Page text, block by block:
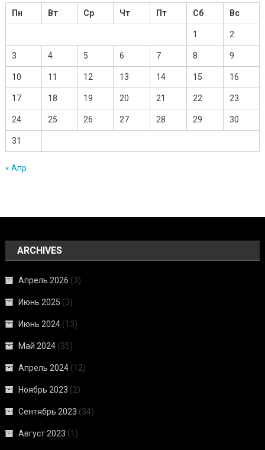
Пн
Вт Ср Чт Пт Сб Вс
1 2
3 4 5 6 7 8 9
10 11 12 13 14 15 16
17 18 19 20 21 22 23
24 25 26 27 28 29 30
31
« Апр
ARCHIVES
Апрель 2026 (3)
Июнь 2025 (3)
Июнь 2024 (13)
Май 2024 (35)
Апрель 2024 (12)
Ноябрь 2023 (2)
Сентябрь 2023 (34)
Август 2023 (1)